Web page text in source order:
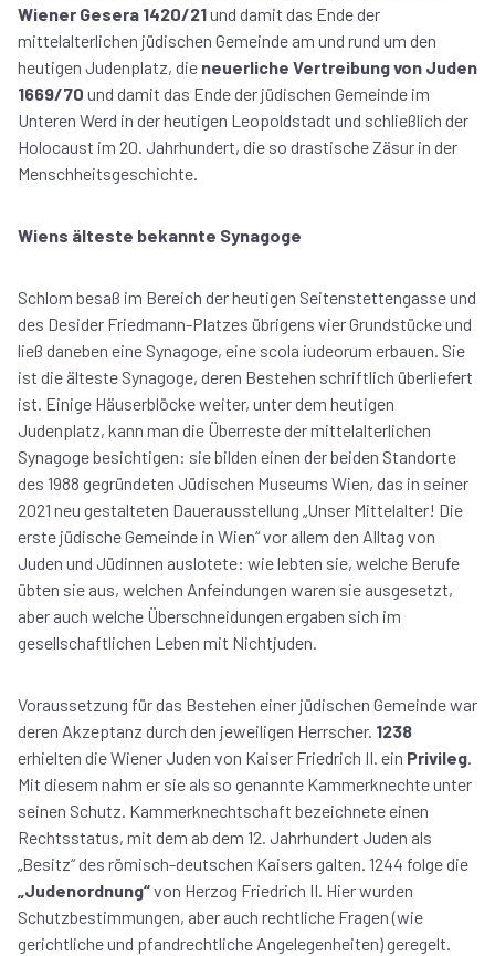
Wiener Gesera 1420/21und damit das Ende der
mittelalterlichen jüdischen Gemeinde am und rund um den
heutigen Judenplatz, die neuerliche Vertreibung von Juden
1669/70 und damit das Ende der jüdischen Gemeinde im
Unteren Werd in der heutigen Leopoldstadt und schließlich der
Holocaust im 20. Jahrhundert, die so drastische Zäsur in der
Menschheitsgeschichte.
Wiens älteste bekannte Synagoge
Schlom besaß im Bereich der heutigen Seitenstettengasse und
des Desider Friedmann-Platzes übrigens vier Grundstücke und
ließ daneben eine Synagoge, eine scola iudeorum erbauen. Sie
ist die älteste Synagoge, deren Bestehen schriftlich überliefert
ist. Einige Häuserblöcke weiter, unter dem heutigen
Judenplatz, kann man die Überreste der mittelalterlichen
Synagoge besichtigen: sie bilden einen der beiden Standorte
des 1988 gegründeten Jüdischen Museums Wien, das in seiner
2021 neu gestalteten Dauerausstellung „Unser Mittelalter! Die
erste jüdische Gemeinde in Wien“ vor allem den Alltag von
Juden und Jüdinnen auslotete: wie lebten sie, welche Berufe
übten sie aus, welchen Anfeindungen waren sie ausgesetzt,
aber auch welche Überschneidungen ergaben sich im
gesellschaftlichen Leben mit Nichtjuden.
Voraussetzung für das Bestehen einer jüdischen Gemeinde war
deren Akzeptanz durch den jeweiligen Herrscher. 1238
erhielten die Wiener Juden von Kaiser Friedrich II. ein Privileg.
Mit diesem nahm er sie als so genannte Kammerknechte unter
seinen Schutz. Kammerknechtschaft bezeichnete einen
Rechtsstatus, mit dem ab dem 12. Jahrhundert Juden als
„Besitz“ des römisch-deutschen Kaisers galten. 1244 folge die
„Judenordnung“von Herzog Friedrich II. Hier wurden
Schutzbestimmungen, aber auch rechtliche Fragen (wie
gerichtliche und pfandrechtliche Angelegenheiten) geregelt.